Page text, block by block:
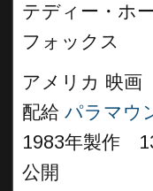
テディー・ホ
フォックス
アメリカ 映画
配給 パラマウ
1983年製作
公開